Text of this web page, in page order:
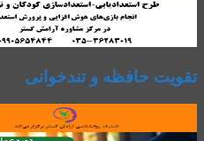
تقویت حافظه و تندخوانی